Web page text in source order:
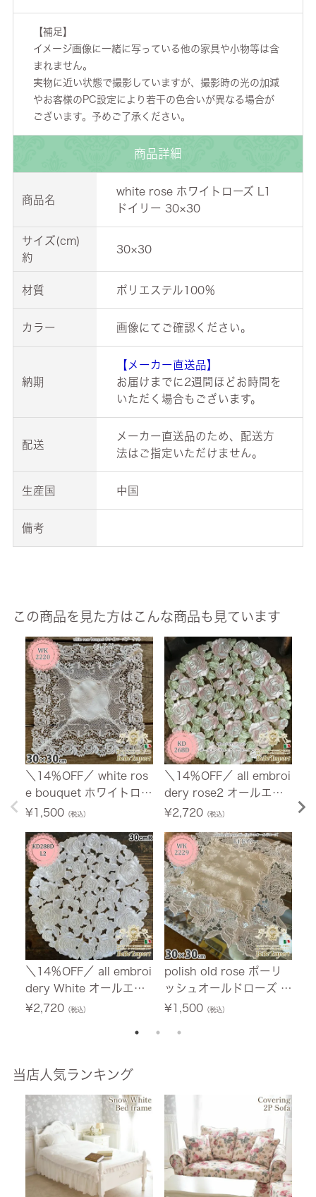
【補足】
イメージ画像に一緒に写っている他の家具や小物等は含
まれません。
実物に近い状態で撮影していますが、撮影時の光の加減
やお客様のPC設定により若干の色合いが異なる場合が
ございます。予めご了承ください。
商品詳細
商品名
white rose ホワイトローズ L1
ドイリー 30×30
サイズ(cm)
約
30×30
材質 ポリエステル100％
カラー 画像にてご確認ください。
納期
【メーカー直送品】
お届けまでに2週間ほどお時間を
いただく場合もございます。
配送
メーカー直送品のため、配送方
法はご指定いただけません。
生産国 中国
備考
この商品を見た方はこんな商品も見ています
＼14％OFF／ white ros
e bouquet ホワイトロー
ズブーケット L1 ドイリ
¥1,500（税込）
＼14％OFF／ all embroi
dery White オールエン
ブロイダリーホワイト L
¥2,720（税込）
＼14％OFF／ all embroi
dery rose2 オールエン
ブロイダリーローズ2 L2
¥2,720（税込）
polish old rose ポーリ
ッシュオールドローズ L
1 ドイリー 30×30
¥1,500（税込）
¥
当店人気ランキング